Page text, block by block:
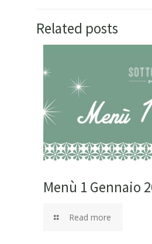
Related posts
Menù 1 Gennaio
Read more